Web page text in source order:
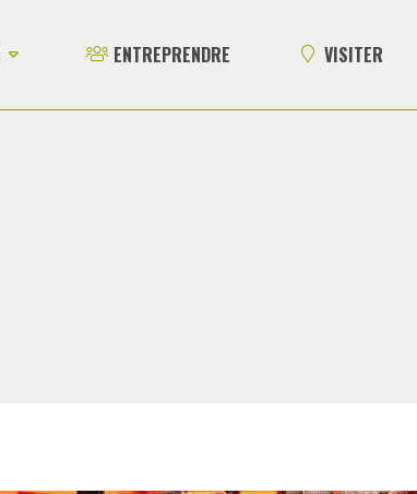
ENTREPRENDRE VISITER